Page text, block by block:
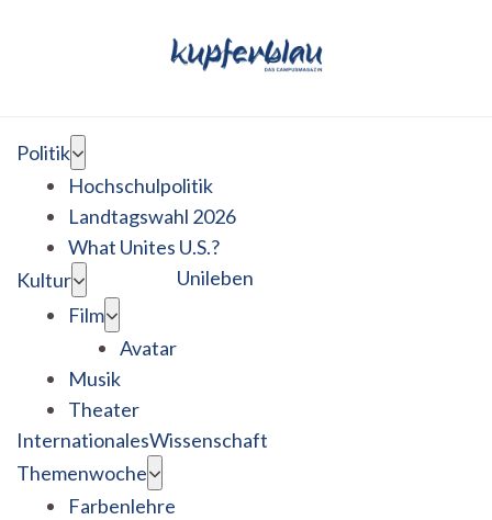
Politik
Hochschulpolitik
Landtagswahl 2026
What Unites U.S.?
Kultur
Film
Avatar
Musik
Theater
Unileben
InternationalesWissenschaft
Themenwoche
Farbenlehre